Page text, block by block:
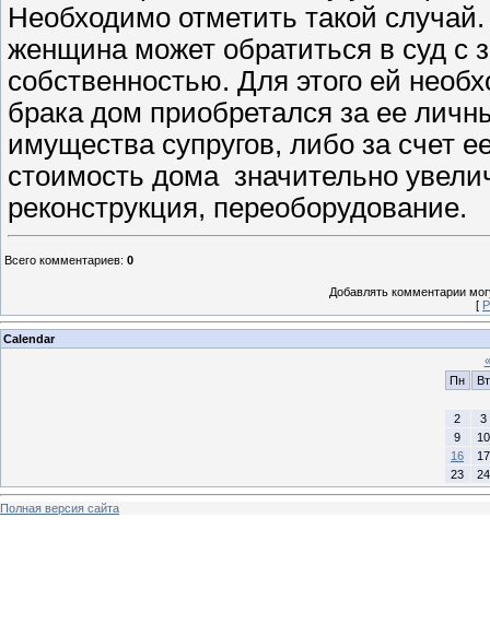
Необходимо отметить такой
женщина может обратиться в суд с
собственностью. Для этого ей
брака дом приобретался за ее
имущества супругов, либо за счет
стоимость дома значительно
реконструкция, переоборудование.
Всего комментариев: 0
Добавлять комментарии
[
Calendar
«
Пн
Вт
2
3
9
10
16
17
23
24
Полная версия сайта